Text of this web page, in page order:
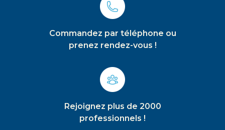
Commandez par téléphone ou
prenez rendez-vous !
Rejoignez plus de 2000
professionnels !